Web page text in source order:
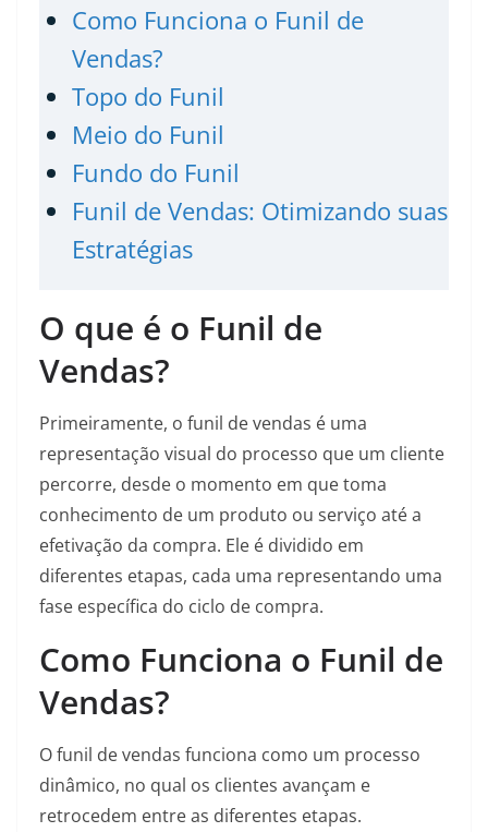
Como Funciona o Funil de
Vendas?
Topo do Funil
Meio do Funil
Fundo do Funil
Funil de Vendas: Otimizando suas
Estratégias
O que é o Funil de
Vendas?
Primeiramente, o funil de vendas é uma
representação visual do processo que um cliente
percorre, desde o momento em que toma
conhecimento de um produto ou serviço até a
efetivação da compra. Ele é dividido em
diferentes etapas, cada uma representando uma
fase específica do ciclo de compra.
Como Funciona o Funil de
Vendas?
O funil de vendas funciona como um processo
dinâmico, no qual os clientes avançam e
retrocedem entre as diferentes etapas.